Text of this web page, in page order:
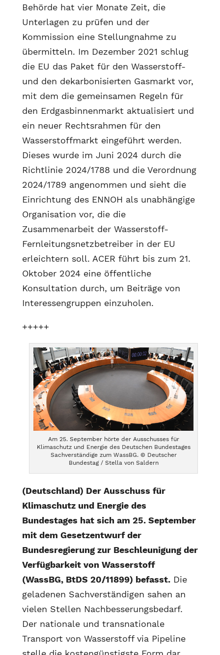
Behörde hat vier Monate Zeit, die
Unterlagen zu prüfen und der
Kommission eine Stellungnahme zu
übermitteln. Im Dezember 2021 schlug
die EU das Paket für den Wasserstoff-
und den dekarbonisierten Gasmarkt vor,
mit dem die gemeinsamen Regeln für
den Erdgasbinnenmarkt aktualisiert und
ein neuer Rechtsrahmen für den
Wasserstoffmarkt eingeführt werden.
Dieses wurde im Juni 2024 durch die
Richtlinie 2024/1788 und die Verordnung
2024/1789 angenommen und sieht die
Einrichtung des ENNOH als unabhängige
Organisation vor, die die
Zusammenarbeit der Wasserstoff-
Fernleitungsnetzbetreiber in der EU
erleichtern soll. ACER führt bis zum 21.
Oktober 2024 eine öffentliche
Konsultation durch, um Beiträge von
Interessengruppen einzuholen.
+++++
Am 25. September hörte der Ausschusses für
Klimaschutz und Energie des Deutschen Bundestages
Sachverständige zum WassBG. © Deutscher
Bundestag / Stella von Saldern
(Deutschland) Der Ausschuss für
Klimaschutz und Energie des
Bundestages hat sich am 25. September
mit dem Gesetzentwurf der
Bundesregierung zur Beschleunigung der
Verfügbarkeit von Wasserstoff
(WassBG, BtDS 20/11899) befasst.Die
geladenen Sachverständigen sahen an
vielen Stellen Nachbesserungsbedarf.
Der nationale und transnationale
Transport von Wasserstoff via Pipeline